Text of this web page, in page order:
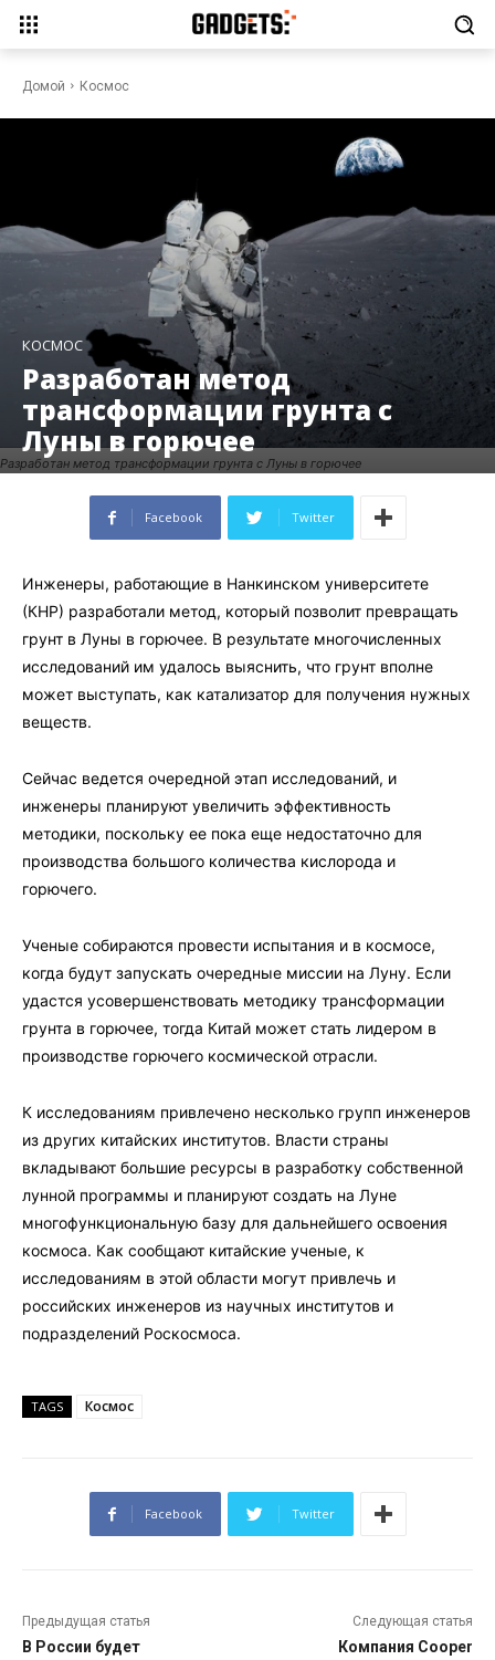
Домой Космос
Разработан метод трансформации грунта с Луны в горючее
КОСМОС
Разработан метод
трансформации грунта с
Луны в горючее
Facebook Twitter
Инженеры, работающие в Нанкинском университете
(КНР) разработали метод, который позволит превращать
грунт в Луны в горючее. В результате многочисленных
исследований им удалось выяснить, что грунт вполне
может выступать, как катализатор для получения нужных
веществ.
Сейчас ведется очередной этап исследований, и
инженеры планируют увеличить эффективность
методики, поскольку ее пока еще недостаточно для
производства большого количества кислорода и
горючего.
Ученые собираются провести испытания и в космосе,
когда будут запускать очередные миссии на Луну. Если
удастся усовершенствовать методику трансформации
грунта в горючее, тогда Китай может стать лидером в
производстве горючего космической отрасли.
К исследованиям привлечено несколько групп инженеров
из других китайских институтов. Власти страны
вкладывают большие ресурсы в разработку собственной
лунной программы и планируют создать на Луне
многофункциональную базу для дальнейшего освоения
космоса. Как сообщают китайские ученые, к
исследованиям в этой области могут привлечь и
российских инженеров из научных институтов и
подразделений Роскосмоса.
TAGS Космос
Facebook Twitter
Предыдущая статья
В России будет
Следующая статья
Компания Cooper